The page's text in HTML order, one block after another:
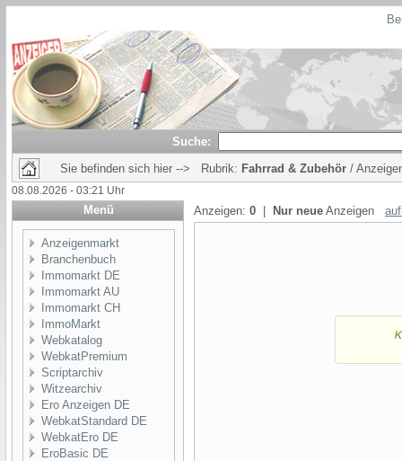
Suche:
Sie befinden sich hier --> Rubrik: Fahrrad & Zubehör /
08.08.2026 - 03:21 Uhr
Menü
Anzeigenmarkt
Branchenbuch
Immomarkt DE
Immomarkt AU
Immomarkt CH
ImmoMarkt
Webkatalog
WebkatPremium
Scriptarchiv
Witzearchiv
Ero Anzeigen DE
WebkatStandard DE
WebkatEro DE
EroBasic DE
Anzeigen: 0 Nur neue Anzeigen